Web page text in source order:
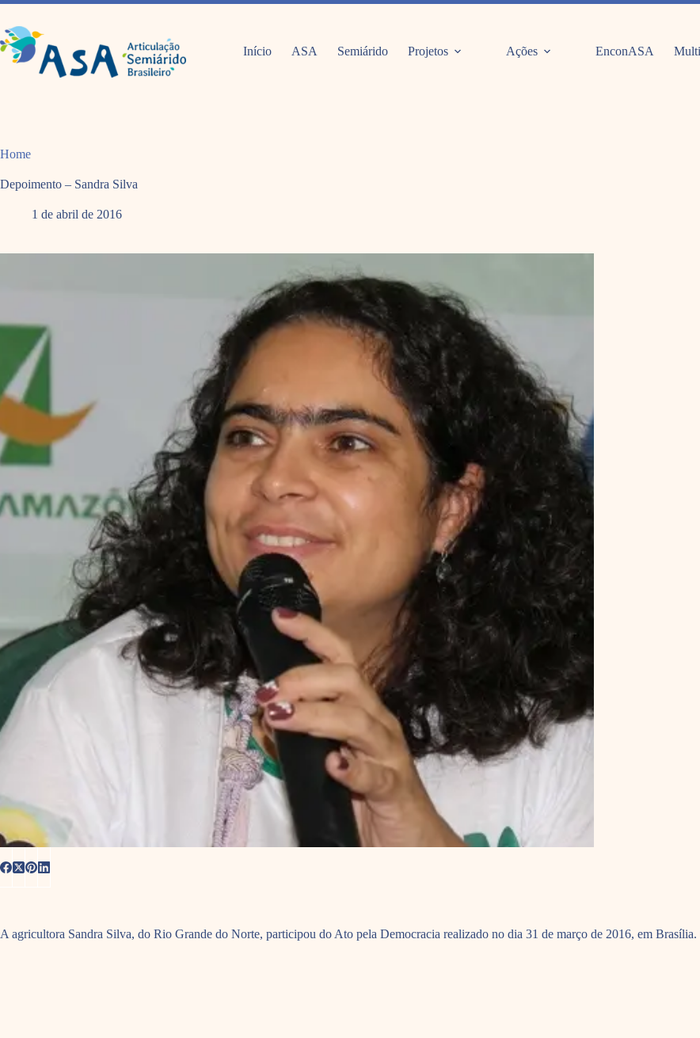
Pular
o
conteúdo
Início ASA Semiárido Projetos Ações EnconASA
Home
Depoimento – Sandra Silva
1 de abril de 2016
A agricultora Sandra Silva, do Rio Grande do Norte, participou do Ato pela Democracia realizado no dia 31 de março de 2016, em